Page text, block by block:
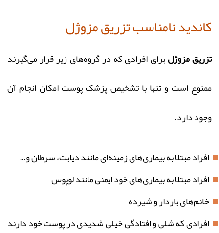
کاندید نامناسب تزریق مزوژل
تزریق مزوژلبرای افرادی که در گروه‌های زیر قرار می‌گیرند
ممنوع است و تنها با تشخیص پزشک پوست امکان انجام آن
وجود دارد.
افراد مبتلا به بیماری‌های زمینه‌ای مانند دیابت، سرطان و…
افراد مبتلا به بیماری‌های خود ایمنی مانند لوپوس
خانم‌های باردار و شیرده
افرادی که شلی و افتادگی خیلی شدیدی در پوست خود دارند